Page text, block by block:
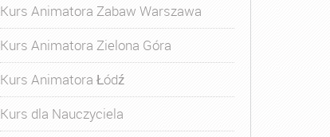
Kurs Animatora Zabaw Warszawa
Kurs Animatora Zielona Góra
Kurs Animatora Łódź
Kurs dla Nauczyciela